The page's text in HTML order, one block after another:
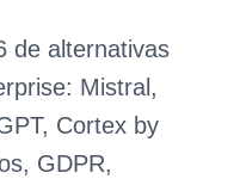
de alternativas
Mistral,
Cortex by
GDPR,